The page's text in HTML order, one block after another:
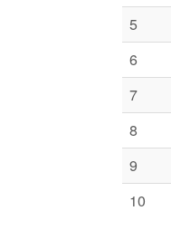
5
6
7
8
9
10